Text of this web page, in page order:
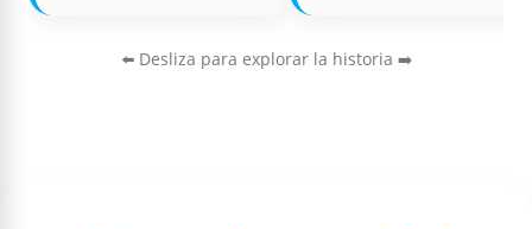
⬅️ Desliza para explorar la historia ➡️